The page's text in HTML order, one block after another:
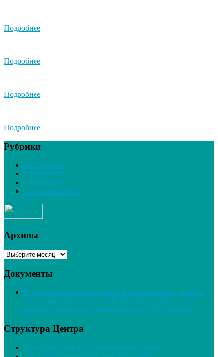
Подробнее
Подробнее
Подробнее
Подробнее
Рубрики
Без рубрики
Мероприятия
Объявление
События в УчКО
Архивы
Архивы
Документы
Политика обработки и защиты персональных данных
пользователей веб-сайта ГБОУ «Областной центр
диагностики и консультирования» в сети интернет
Структура Центра
Центральная ПМПК Челябинской области